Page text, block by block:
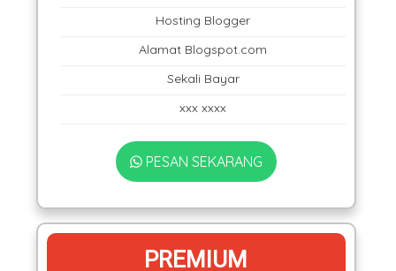
Hosting Blogger
Alamat Blogspot.com
Sekali Bayar
xxx xxxx
PESAN SEKARANG
PREMIUM